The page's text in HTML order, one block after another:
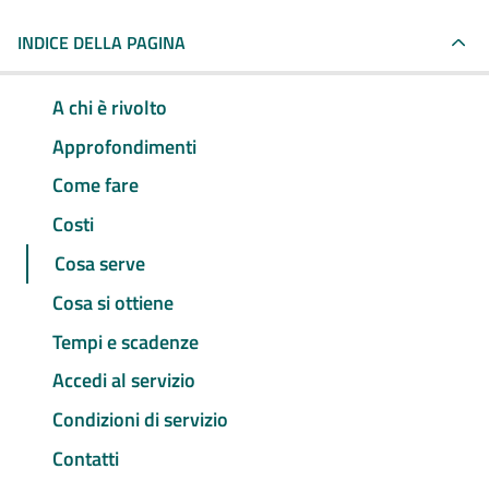
INDICE DELLA PAGINA
A chi è rivolto
Approfondimenti
Come fare
Costi
Cosa serve
Cosa si ottiene
Tempi e scadenze
Accedi al servizio
Condizioni di servizio
Contatti